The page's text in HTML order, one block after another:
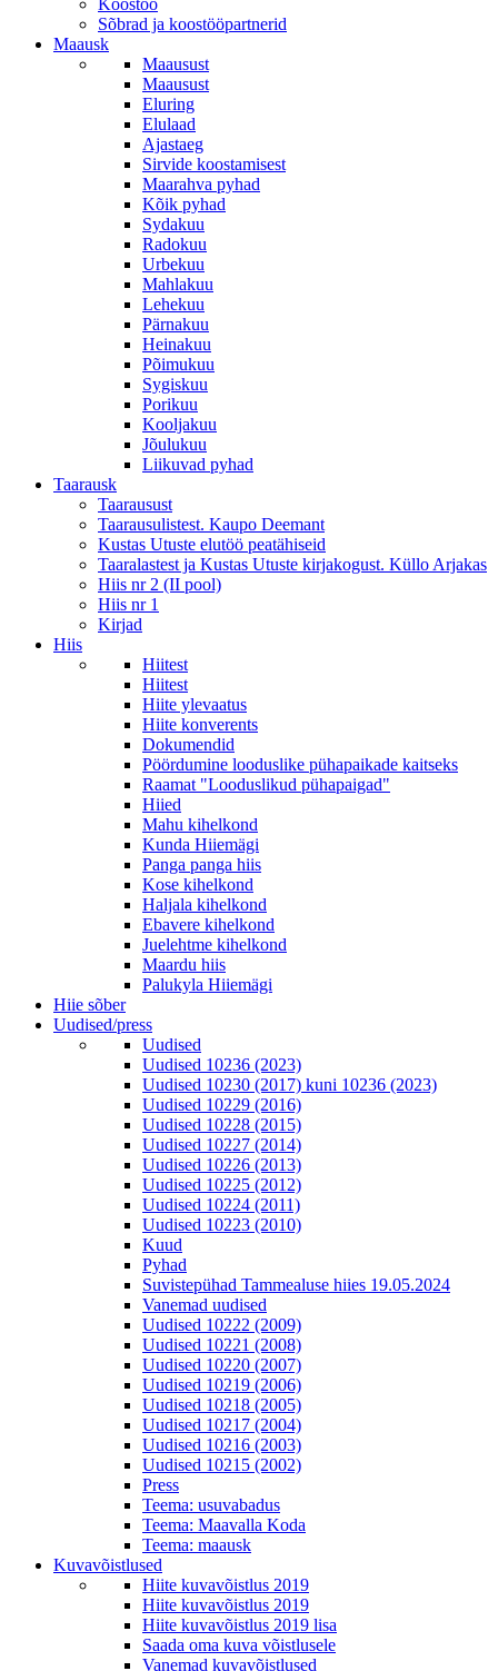
Koostöö
Sõbrad ja koostööpartnerid
Maausk
Maausust
Maausust
Eluring
Elulaad
Ajastaeg
Sirvide koostamisest
Maarahva pyhad
Kõik pyhad
Sydakuu
Radokuu
Urbekuu
Mahlakuu
Lehekuu
Pärnakuu
Heinakuu
Põimukuu
Sygiskuu
Porikuu
Kooljakuu
Jõulukuu
Liikuvad pyhad
Taarausk
Taarausust
Taarausulistest. Kaupo Deemant
Kustas Utuste elutöö peatähiseid
Taaralastest ja Kustas Utuste kirjakogust. Küllo Arjakas
Hiis nr 2 (II pool)
Hiis nr 1
Kirjad
Hiis
Hiitest
Hiitest
Hiite ylevaatus
Hiite konverents
Dokumendid
Pöördumine looduslike pühapaikade kaitseks
Raamat "Looduslikud pühapaigad"
Hiied
Mahu kihelkond
Kunda Hiiemägi
Panga panga hiis
Kose kihelkond
Haljala kihelkond
Ebavere kihelkond
Juelehtme kihelkond
Maardu hiis
Palukyla Hiiemägi
Hiie sõber
Uudised/press
Uudised
Uudised 10236 (2023)
Uudised 10230 (2017) kuni 10236 (2023)
Uudised 10229 (2016)
Uudised 10228 (2015)
Uudised 10227 (2014)
Uudised 10226 (2013)
Uudised 10225 (2012)
Uudised 10224 (2011)
Uudised 10223 (2010)
Kuud
Pyhad
Suvistepühad Tammealuse hiies 19.05.2024
Vanemad uudised
Uudised 10222 (2009)
Uudised 10221 (2008)
Uudised 10220 (2007)
Uudised 10219 (2006)
Uudised 10218 (2005)
Uudised 10217 (2004)
Uudised 10216 (2003)
Uudised 10215 (2002)
Press
Teema: usuvabadus
Teema: Maavalla Koda
Teema: maausk
Kuvavõistlused
Hiite kuvavõistlus 2019
Hiite kuvavõistlus 2019
Hiite kuvavõistlus 2019 lisa
Saada oma kuva võistlusele
Vanemad kuvavõistlused